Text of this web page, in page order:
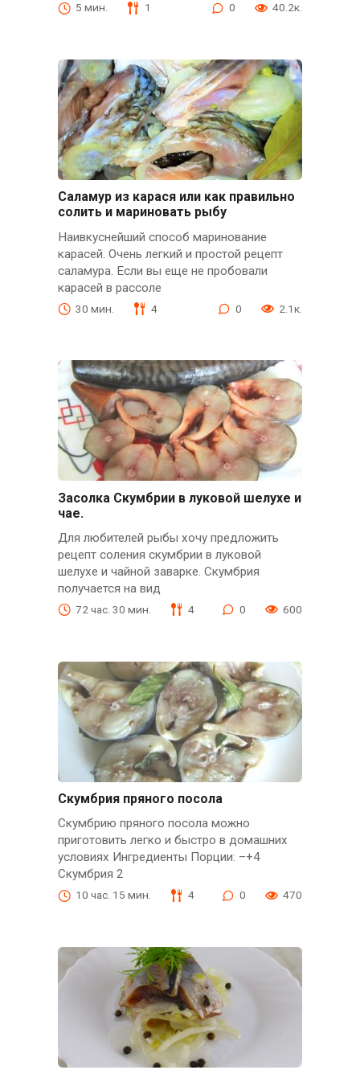
5 мин. 1 0 40.2к.
Саламур из карася или как правильно
солить и мариновать рыбу
Наивкуснейший способ маринование
карасей. Очень легкий и простой рецепт
саламура. Если вы еще не пробовали
карасей в рассоле
30 мин. 4 0 2.1к.
Засолка Скумбрии в луковой шелухе и
чае.
Для любителей рыбы хочу предложить
рецепт соления скумбрии в луковой
шелухе и чайной заварке. Скумбрия
получается на вид
72 час. 30 мин. 4 0 600
Скумбрия пряного посола
Скумбрию пряного посола можно
приготовить легко и быстро в домашних
условиях Ингредиенты Порции: –+4
Скумбрия 2
10 час. 15 мин. 4 0 470